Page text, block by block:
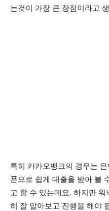
는것이 가장 큰 장점이라고
특히 카카오뱅크의 경우는
폰으로 쉽게 대출을 받아 볼
고 할 수 있는데요. 하지만
히 잘 알아보고 진행을 해야